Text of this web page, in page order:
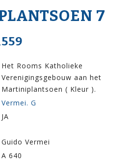
7
Het Rooms Katholieke
Verenigingsgebouw aan het
Martiniplantsoen ( Kleur ).
Vermei. G
JA
Guido Vermei
A 640